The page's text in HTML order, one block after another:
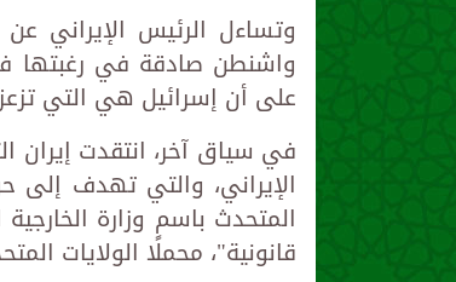
وتساءل الرئيس الإيراني
واشنطن صادقة في رغبتها
على أن إسرائيل هي التي
في سياق آخر، انتقدت إيران
الإيراني، والتي تهدف إلى
المتحدث باسم وزارة
قانونية"، محملًا الولايات